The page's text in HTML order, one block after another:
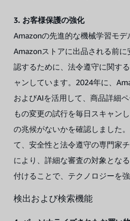
3. お客様保護の強化
Amazonの先進的な機械学習モ
Amazonストアに出品される前
認するために、法令遵守に関す
ャンしています。2024年に、
およびAIを活用して、商品詳細
もの変更の試行を毎日スキャン
の兆候がないかを確認しました
て、安全性と法令遵守の専門家
により、詳細な審査の対象とな
付けることで、テクノロジーを強
検出および検索機能